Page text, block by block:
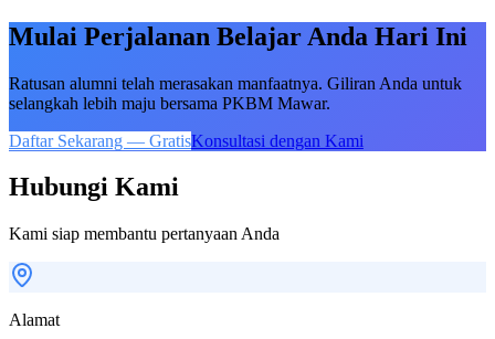
Mulai Perjalanan Belajar Anda Hari Ini
Ratusan alumni telah merasakan manfaatnya. Giliran Anda untuk
selangkah lebih maju bersama PKBM Mawar.
Daftar Sekarang — GratisKonsultasi dengan Kami
Hubungi Kami
Kami siap membantu pertanyaan Anda
Alamat